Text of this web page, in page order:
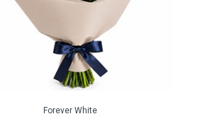
Forever White